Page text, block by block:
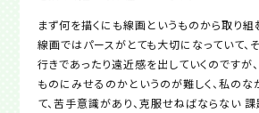
まず何を描くにも線画というものから取り組
線画ではパースがとても大切になっていて、
行きであったり遠近感を出していくのですが
ものにみせるのかというのが難しく、私の
て、苦手意識があり、克服せねばならない